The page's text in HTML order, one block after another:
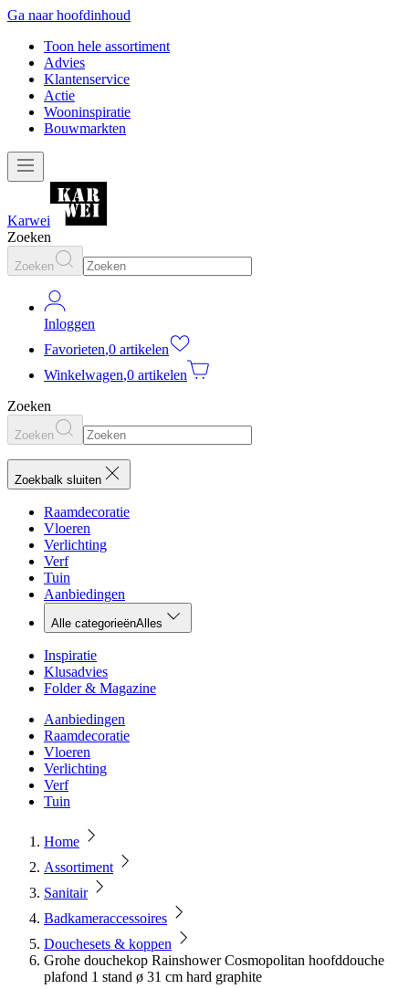
Ga naar hoofdinhoud
Toon hele assortiment
Advies
Klantenservice
Actie
Wooninspiratie
Bouwmarkten
Karwei
Zoeken
Zoeken
Inloggen
Favorieten,0 artikelen
Winkelwagen,0 artikelen
Zoeken
Zoeken
Zoekbalk sluiten
Raamdecoratie
Vloeren
Verlichting
Verf
Tuin
Aanbiedingen
Alle categorieënAlles
Inspiratie
Klusadvies
Folder & Magazine
Aanbiedingen
Raamdecoratie
Vloeren
Verlichting
Verf
Tuin
Home
Assortiment
Sanitair
Badkameraccessoires
Douchesets & koppen
Grohe douchekop Rainshower Cosmopolitan hoofddouche
plafond 1 stand ø 31 cm hard graphite